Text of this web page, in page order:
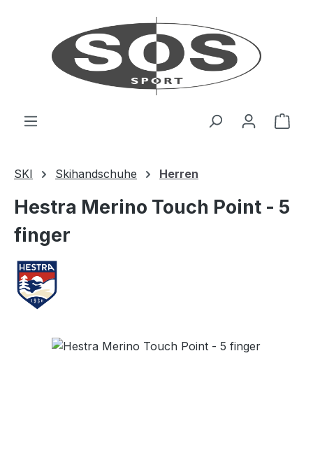
SKI Skihandschuhe Herren
Hestra Merino Touch Point - 5
finger
Bildergalerie überspringen